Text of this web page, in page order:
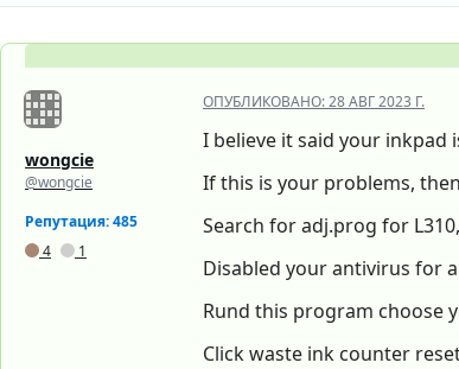
wongcie
@wongcie
Репутация: 485
4
1
ОПУБЛИКОВАНО:28 АВГ 2023 Г.
I believe it said your inkpad
If this is your problems,
Search for adj.prog for
Disabled your antivirus for
Rund this program choose
Click waste ink counter